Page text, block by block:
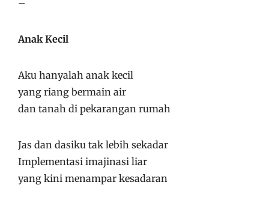
–
Anak Kecil
Aku hanyalah anak kecil
yang riang bermain air
dan tanah di pekarangan rumah
Jas dan dasiku tak lebih sekadar
Implementasi imajinasi liar
yang kini menampar kesadaran